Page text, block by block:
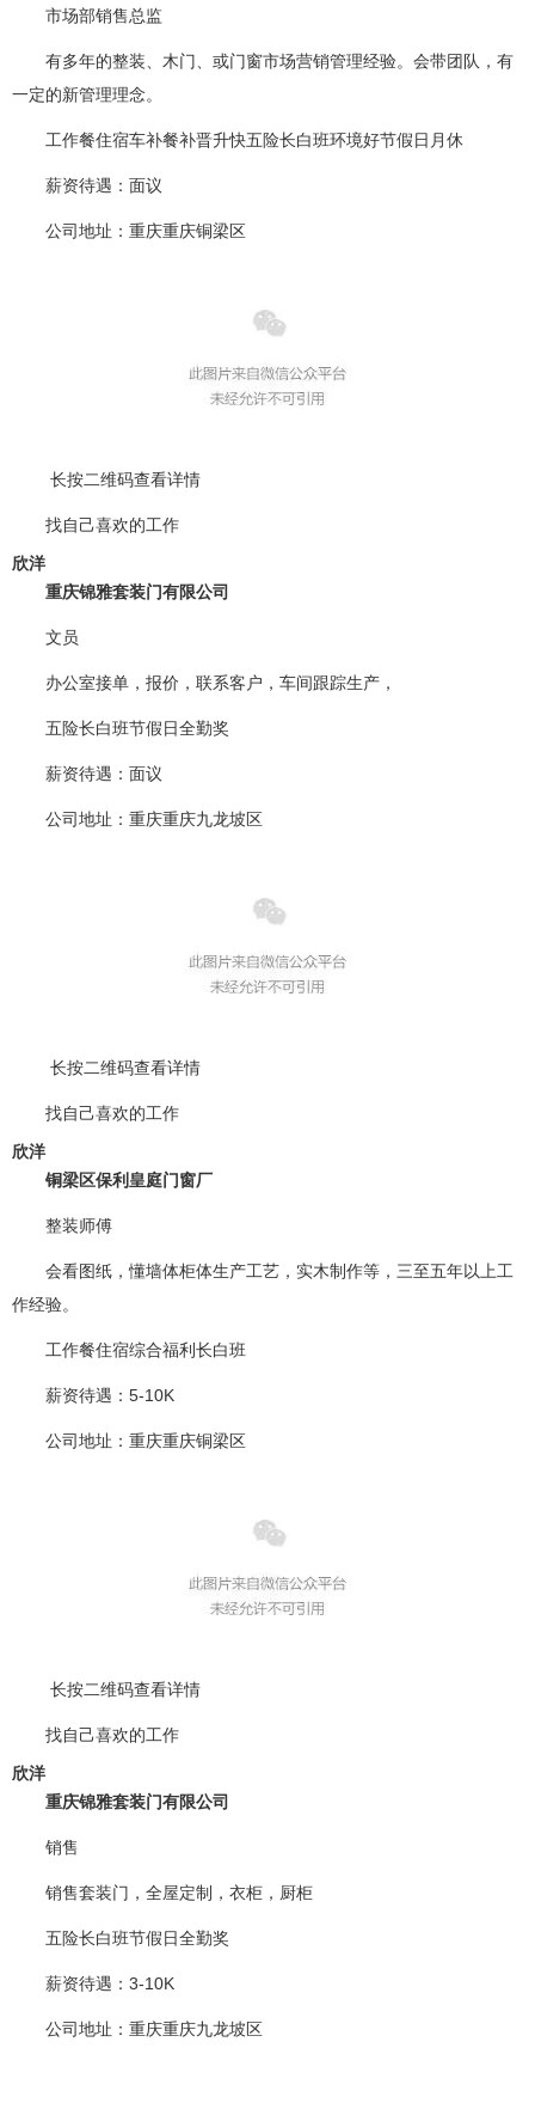
市场部销售总监
有多年的整装、木门、或门窗市场营销管理经验。会带团队，有
一定的新管理理念。
工作餐住宿车补餐补晋升快五险长白班环境好节假日月休
薪资待遇 ：面议
公司地址 ：重庆重庆铜梁区
长按二维码查看详情
找自己喜欢的工作
欣洋
重庆锦雅套装门有限公司
文员
办公室接单，报价，联系客户，车间跟踪生产，
五险长白班节假日全勤奖
薪资待遇 ：面议
公司地址 ：重庆重庆九龙坡区
长按二维码查看详情
找自己喜欢的工作
欣洋
铜梁区保利皇庭门窗厂
整装师傅
会看图纸，懂墙体柜体生产工艺，实木制作等，三至五年以上工
作经验。
工作餐住宿综合福利长白班
薪资待遇 ：5-10K
公司地址 ：重庆重庆铜梁区
长按二维码查看详情
找自己喜欢的工作
欣洋
重庆锦雅套装门有限公司
销售
销售套装门，全屋定制，衣柜，厨柜
五险长白班节假日全勤奖
薪资待遇 ：3-10K
公司地址 ：重庆重庆九龙坡区